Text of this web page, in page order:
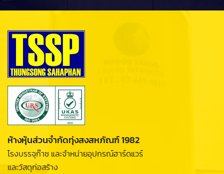
ห้างหุ้นส่วนจำกัดทุ่งสงสหภัณฑ์ 1982
โรงบรรจุก๊าซ และจำหน่ายอุปกรณ์ฮาร์ดแวร์
และวัสดุก่อสร้าง